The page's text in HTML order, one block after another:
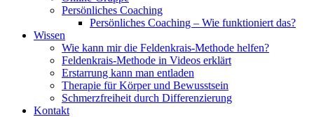
Persönliches Coaching
Persönliches Coaching – Wie funktioniert das?
Wissen
Wie kann mir die Feldenkrais-Methode helfen?
Feldenkrais-Methode in Videos erklärt
Erstarrung kann man entladen
Therapie für Körper und Bewusstsein
Schmerzfreiheit durch Differenzierung
Kontakt